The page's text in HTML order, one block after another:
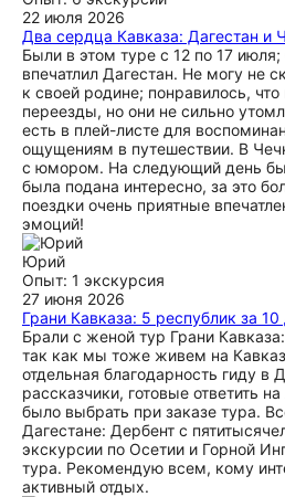
22 июля 2026
Два сердца Кавказа: Дагестан и
Были в этом туре с 12 по 17
впечатлил Дагестан. Не могу не
к своей родине; понравилось,
переезды, но они не сильно
есть в плей-листе для
ощущениям в путешествии. В
с юмором. На следующий день
была подана интересно, за это
поездки очень приятные
эмоций!
Юрий
Опыт: 1 экскурсия
27 июня 2026
Грани Кавказа: 5 республик за 10
Брали с женой тур Грани
так как мы тоже живем на
отдельная благодарность гиду
рассказчики, готовые ответить
было выбрать при заказе тура.
Дагестане: Дербент с
экскурсии по Осетии и Горной
тура. Рекомендую всем, кому
активный отдых.